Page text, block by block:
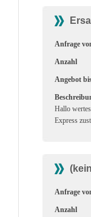
Anfrage
Anzahl
Angebot
Hallo
Express
Anfrage
Anzahl